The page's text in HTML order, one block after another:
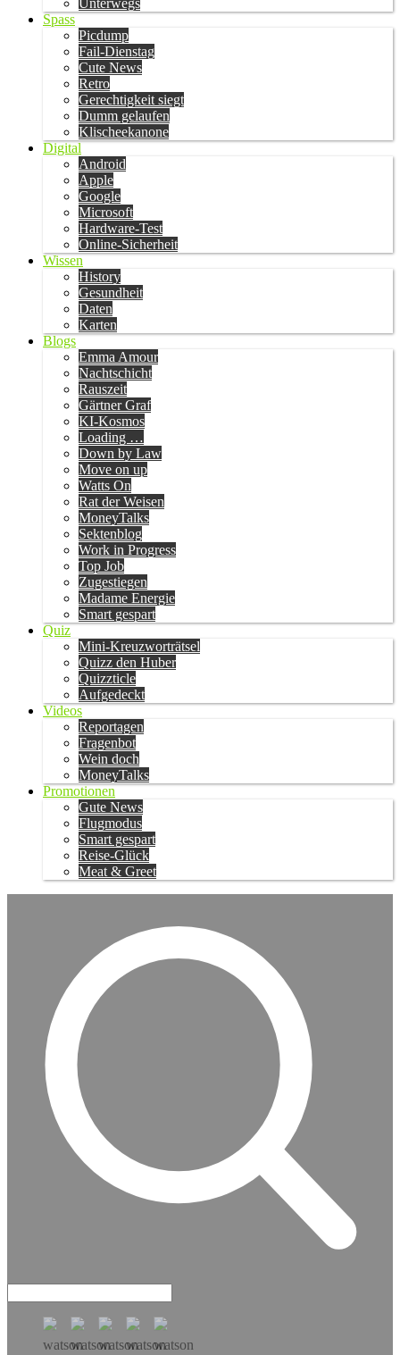
Unterwegs
Spass
Picdump
Fail-Dienstag
Cute News
Retro
Gerechtigkeit siegt
Dumm gelaufen
Klischeekanone
Digital
Android
Apple
Google
Microsoft
Hardware-Test
Online-Sicherheit
Wissen
History
Gesundheit
Daten
Karten
Blogs
Emma Amour
Nachtschicht
Rauszeit
Gärtner Graf
KI-Kosmos
Loading …
Down by Law
Move on up
Watts On
Rat der Weisen
MoneyTalks
Sektenblog
Work in Progress
Top Job
Zugestiegen
Madame Energie
Smart gespart
Quiz
Mini-Kreuzworträtsel
Quizz den Huber
Quizzticle
Aufgedeckt
Videos
Reportagen
Fragenbot
Wein doch
MoneyTalks
Promotionen
Gute News
Flugmodus
Smart gespart
Reise-Glück
Meat & Greet